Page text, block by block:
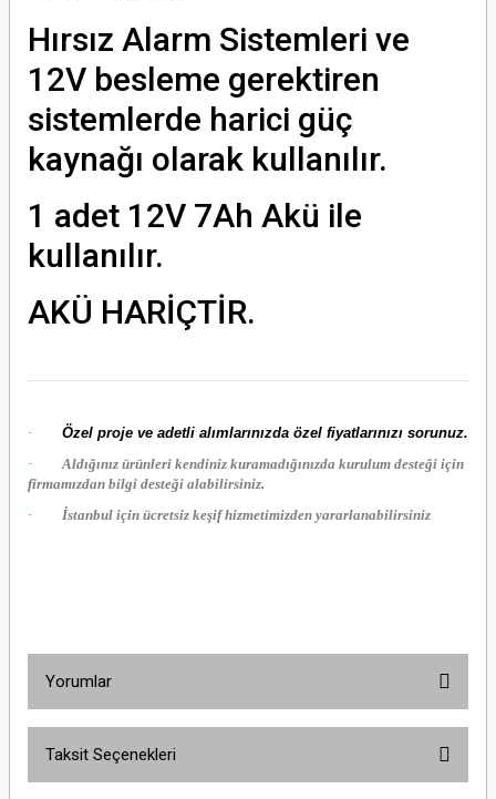
Hırsız Alarm Sistemleri ve
12V besleme gerektiren
sistemlerde harici güç
kaynağı olarak kullanılır.
1 adet 12V 7Ah Akü ile
kullanılır.
AKÜ HARİÇTİR.
·
Özel proje ve adetli alımlarınızda özel fiyatlarınızı sorunuz.
·
Aldığınız ürünleri kendiniz kuramadığınızda kurulum desteği için
firmamızdan bilgi desteği alabilirsiniz.
·
İstanbul için ücretsiz keşif hizmetimizden yararlanabilirsiniz
Yorumlar
Taksit Seçenekleri